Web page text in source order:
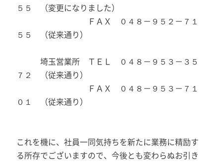
５５ （変更になりました）
ＦＡＸ ０４８－９５２－７１
５５ （従来通り）
埼玉営業所 ＴＥＬ ０４８－９５３－３５
７２ （従来通り）
ＦＡＸ ０４８－９５３－７１
０１ （従来通り）
これを機に、社員一同気持ちを新たに業務に精励す
る所存でございますので、今後とも変わらぬお引き